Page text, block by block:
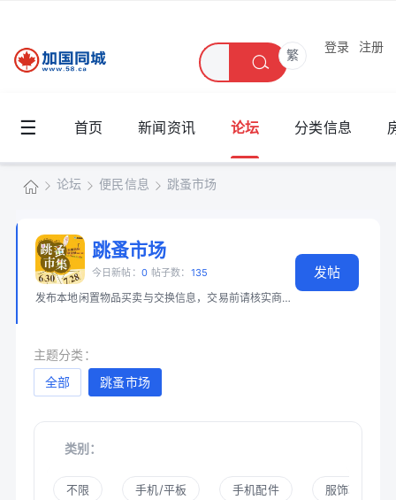
繁
登录 注册
☰ 首页 新闻资讯 论坛 分类信息
国
同
城
»
论坛
›
便民信息
›
跳蚤市场
跳蚤市场
今日新帖： 0 帖子数： 135
发布本地闲置物品买卖与交换信息，交易前请核实商品和身份。 📖 必读：
发帖
主题分类：
全部
跳蚤市场
类别：
不限 手机/平板 手机配件 服饰鞋帽